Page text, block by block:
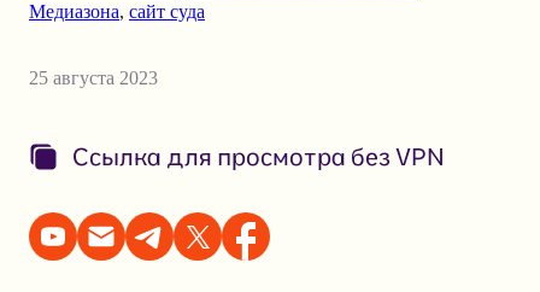
Медиазона, cайт суда
25 августа 2023
Ссылка для просмотра без VPN